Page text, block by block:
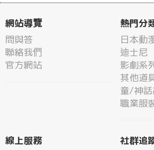
網站導覽
問與答
聯絡我們
官方網站
熱門分
日本動
迪士尼
影劇系
其他道
童/神
職業服
線上服務
社群追